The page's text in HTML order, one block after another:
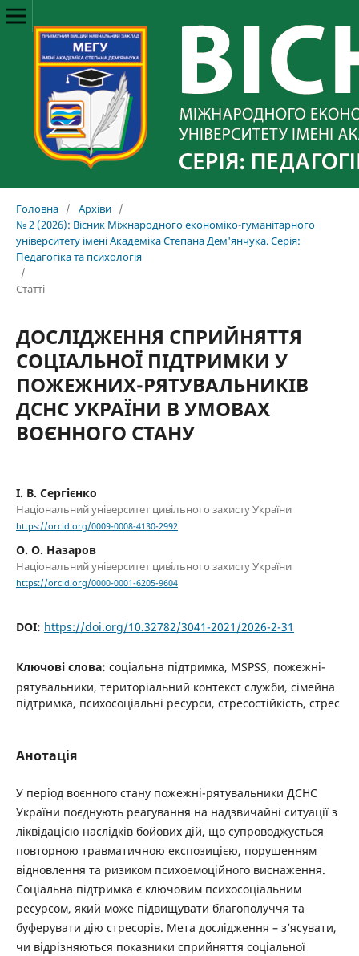
Головна / Архіви /
№ 2 (2026): Вісник Міжнародного економіко-гуманітарного
університету імені Академіка Степана Дем'янчука. Серія:
Педагогіка та психологія
/
Статті
ДОСЛІДЖЕННЯ СПРИЙНЯТТЯ
СОЦІАЛЬНОЇ ПІДТРИМКИ У
ПОЖЕЖНИХ-РЯТУВАЛЬНИКІВ
ДСНС УКРАЇНИ В УМОВАХ
ВОЄННОГО СТАНУ
І. В. Сергієнко
Національний університет цивільного захисту України
https://orcid.org/0009-0008-4130-2992
О. О. Назаров
Національний університет цивільного захисту України
https://orcid.org/0000-0001-6205-9604
DOI: https://doi.org/10.32782/3041-2021/2026-2-31
Ключові слова: соціальна підтримка, MSPSS, пожежні-
рятувальники, територіальний контекст служби, сімейна
підтримка, психосоціальні ресурси, стресостійкість, стрес
Анотація
У період воєнного стану пожежні-рятувальники ДСНС
України поєднують реагування на надзвичайні ситуації з
ліквідацією наслідків бойових дій, що супроводжується
повторною травматичною експозицією, порушенням
відновлення та ризиком психоемоційного виснаження.
Соціальна підтримка є ключовим психосоціальним
ресурсом, який може підвищувати благополуччя та
буферувати дію стресорів. Мета дослідження – з’ясувати,
чи відрізняються показники сприйняття соціальної